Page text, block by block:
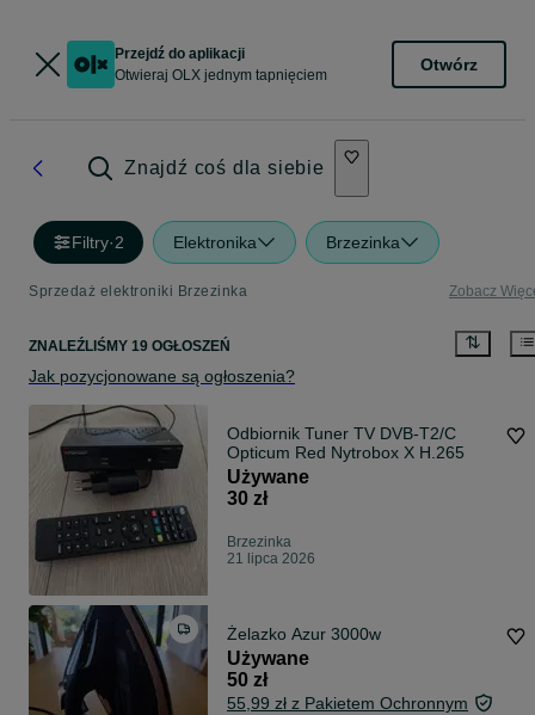
Przejdź do aplikacji
Otwieraj OLX jednym tapnięciem
Otwórz
Znajdź coś dla siebie
Filtry·2 Elektronika Brzezinka
Sprzedaż elektroniki Brzezinka Zobacz
ZNALEŹLIŚMY 19 OGŁOSZEŃ
Jak pozycjonowane są ogłoszenia?
Odbiornik Tuner TV DVB-T2/C
Opticum Red Nytrobox X H.265
Używane
30 zł
Brzezinka
21 lipca 2026
Żelazko Azur 3000w
Używane
50 zł
55,99 zł z Pakietem Ochronnym